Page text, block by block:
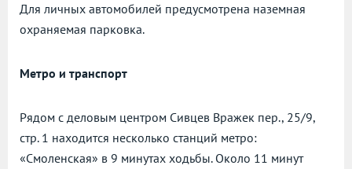
Для личных автомобилей предусмотрена наземная
охраняемая парковка.
Метро и транспорт
Рядом с деловым центром Сивцев Вражек пер., 25/9,
стр. 1 находится несколько станций метро:
«Смоленская» в 9 минутах ходьбы. Около 11 минут